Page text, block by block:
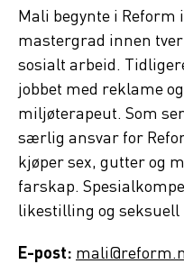
Mali begynte i Reform
mastergrad innen
sosialt arbeid.
jobbet med reklame
miljøterapeut. Som
særlig ansvar for
kjøper sex, gutter og
farskap.
likestilling og seksuell
E-post: